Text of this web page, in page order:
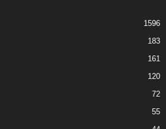
1596
183
161
120
72
55